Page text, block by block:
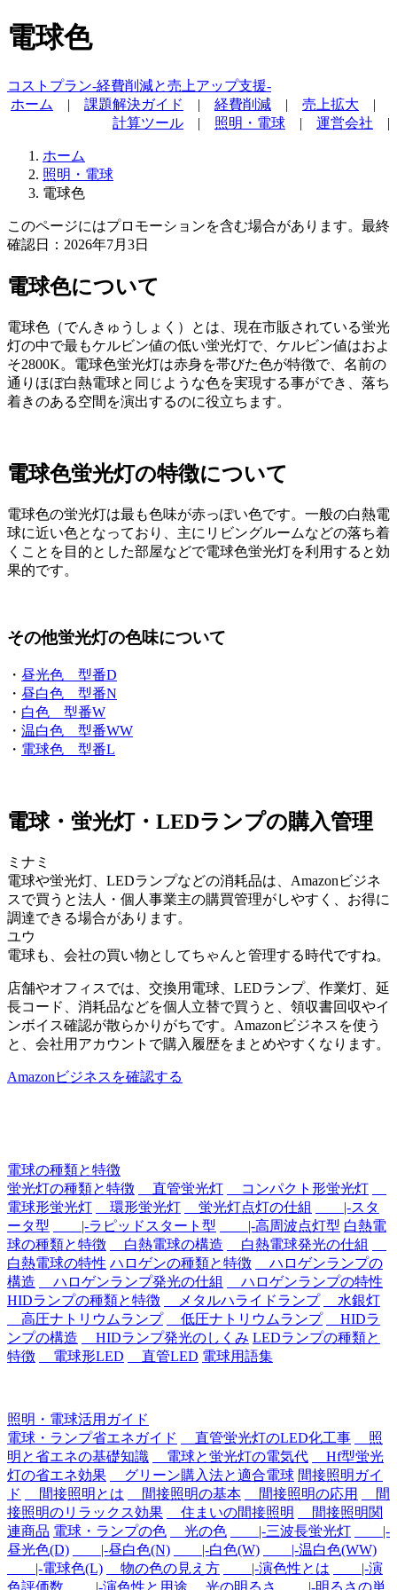
電球色
コストプラン-経費削減と売上アップ支援-
ホーム
| 課題解決ガイド | 経費削減 | 売上拡大 |
計算ツール | 照明・電球 | 運営会社 |
ホーム
照明・電球
電球色
このページにはプロモーションを含む場合があります。 最終
確認日：2026年7月3日
電球色について
電球色（でんきゅうしょく）とは、現在市販されている蛍光
灯の中で最もケルビン値の低い蛍光灯で、ケルビン値はおよ
そ2800K。電球色蛍光灯は赤身を帯びた色が特徴で、名前の
通りほぼ白熱電球と同じような色を実現する事ができ、落ち
着きのある空間を演出するのに役立ちます。
電球色蛍光灯の特徴について
電球色の蛍光灯は最も色味が赤っぽい色です。一般の白熱電
球に近い色となっており、主にリビングルームなどの落ち着
くことを目的とした部屋などで電球色蛍光灯を利用すると効
果的です。
その他蛍光灯の色味について
・ 昼光色 型番D
・ 昼白色 型番N
・ 白色 型番W
・ 温白色 型番WW
・ 電球色 型番L
電球・蛍光灯・LEDランプの購入管理
ミナミ
電球や蛍光灯、LEDランプなどの消耗品は、Amazonビジネ
スで買うと法人・個人事業主の購買管理がしやすく、お得に
調達できる場合があります。
ユウ
電球も、会社の買い物としてちゃんと管理する時代ですね。
店舗やオフィスでは、交換用電球、LEDランプ、作業灯、延
長コード、消耗品などを個人立替で買うと、領収書回収やイ
ンボイス確認が散らかりがちです。Amazonビジネスを使う
と、会社用アカウントで購入履歴をまとめやすくなります。
Amazonビジネスを確認する
電球の種類と特徴
蛍光灯の種類と特徴
直管蛍光灯
コンパクト形蛍光灯
電球形蛍光灯
環形蛍光灯 蛍光灯点灯の仕組
|-スタ
ータ型
|-ラピッドスタート型 |-高周波点灯型 白熱電
球の種類と特徴
白熱電球の構造
白熱電球発光の仕組
白熱電球の特性 ハロゲンの種類と特徴
ハロゲンランプの
構造
ハロゲンランプ発光の仕組
ハロゲンランプの特性
HIDランプの種類と特徴
メタルハライドランプ
水銀灯
高圧ナトリウムランプ
低圧ナトリウムランプ
HIDラ
ンプの構造
HIDランプ発光のしくみ LEDランプの種類と
特徴
電球形LED 直管LED 電球用語集
照明・電球活用ガイド
電球・ランプ省エネガイド
直管蛍光灯のLED化工事
照
明と省エネの基礎知識
電球と蛍光灯の電気代
Hf型蛍光
灯の省エネ効果
グリーン購入法と適合電球 間接照明ガイ
ド
間接照明とは 間接照明の基本 間接照明の応用
間
接照明のリラックス効果
住まいの間接照明
間接照明関
連商品 電球・ランプの色 光の色 |-三波長蛍光灯
|-
昼光色(D)
|-昼白色(N) |-白色(W)
|-温白色(WW)
|-電球色(L)
物の色の見え方 |-演色性とは
|-演
色評価数
|-演色性と用途 光の明るさ |-明るさの単